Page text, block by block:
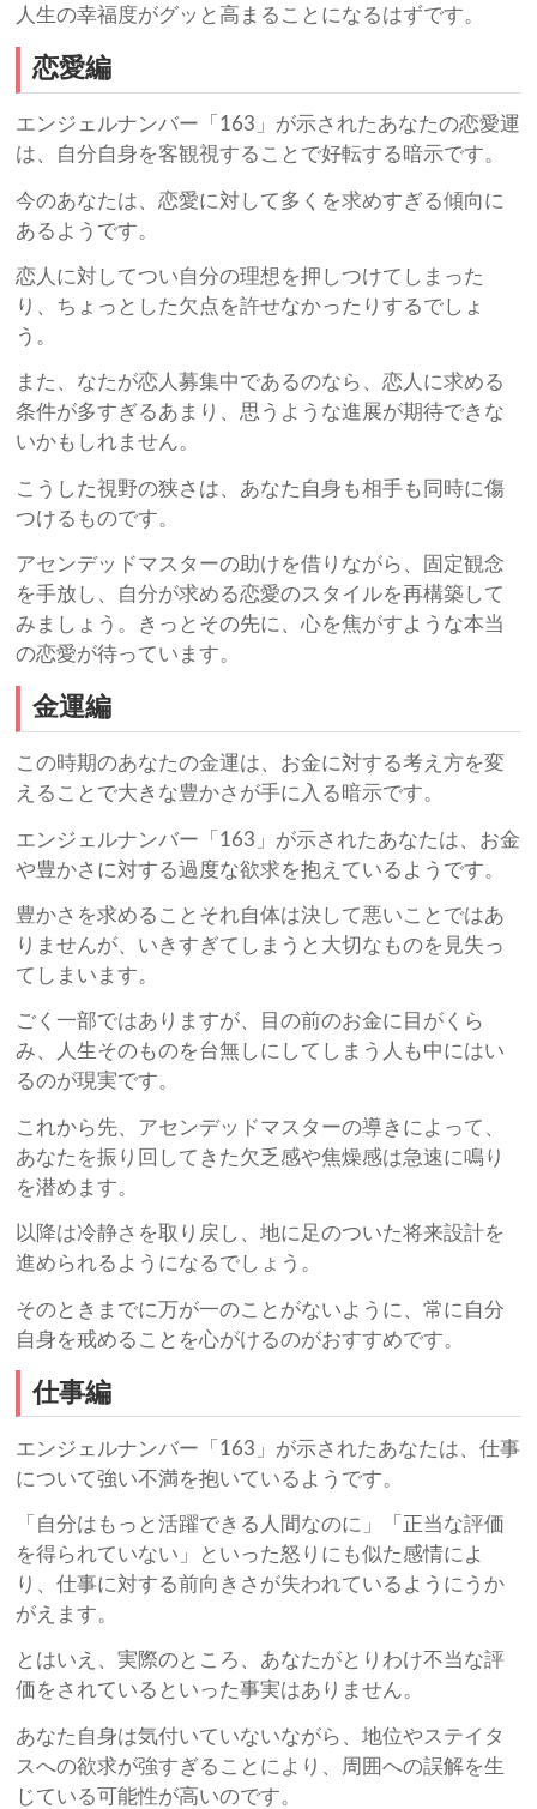
人生の幸福度がグッと高まることになるはずです。
恋愛編
エンジェルナンバー「163」が示されたあなたの恋愛運
は、自分自身を客観視することで好転する暗示です。
今のあなたは、恋愛に対して多くを求めすぎる傾向に
あるようです。
恋人に対してつい自分の理想を押しつけてしまった
り、ちょっとした欠点を許せなかったりするでしょ
う。
また、なたが恋人募集中であるのなら、恋人に求める
条件が多すぎるあまり、思うような進展が期待できな
いかもしれません。
こうした視野の狭さは、あなた自身も相手も同時に傷
つけるものです。
アセンデッドマスターの助けを借りながら、固定観念
を手放し、自分が求める恋愛のスタイルを再構築して
みましょう。きっとその先に、心を焦がすような本当
の恋愛が待っています。
金運編
この時期のあなたの金運は、お金に対する考え方を変
えることで大きな豊かさが手に入る暗示です。
エンジェルナンバー「163」が示されたあなたは、お金
や豊かさに対する過度な欲求を抱えているようです。
豊かさを求めることそれ自体は決して悪いことではあ
りませんが、いきすぎてしまうと大切なものを見失っ
てしまいます。
ごく一部ではありますが、目の前のお金に目がくら
み、人生そのものを台無しにしてしまう人も中にはい
るのが現実です。
これから先、アセンデッドマスターの導きによって、
あなたを振り回してきた欠乏感や焦燥感は急速に鳴り
を潜めます。
以降は冷静さを取り戻し、地に足のついた将来設計を
進められるようになるでしょう。
そのときまでに万が一のことがないように、常に自分
自身を戒めることを心がけるのがおすすめです。
仕事編
エンジェルナンバー「163」が示されたあなたは、仕事
について強い不満を抱いているようです。
「自分はもっと活躍できる人間なのに」「正当な評価
を得られていない」といった怒りにも似た感情によ
り、仕事に対する前向きさが失われているようにうか
がえます。
とはいえ、実際のところ、あなたがとりわけ不当な評
価をされているといった事実はありません。
あなた自身は気付いていないながら、地位やステイタ
スへの欲求が強すぎることにより、周囲への誤解を生
じている可能性が高いのです。